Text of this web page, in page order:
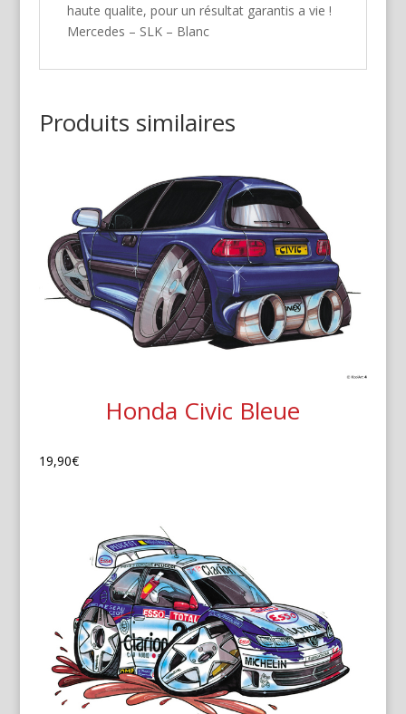
haute qualite, pour un résultat garantis a vie !
Mercedes – SLK – Blanc
Produits similaires
Honda Civic Bleue
19,90€